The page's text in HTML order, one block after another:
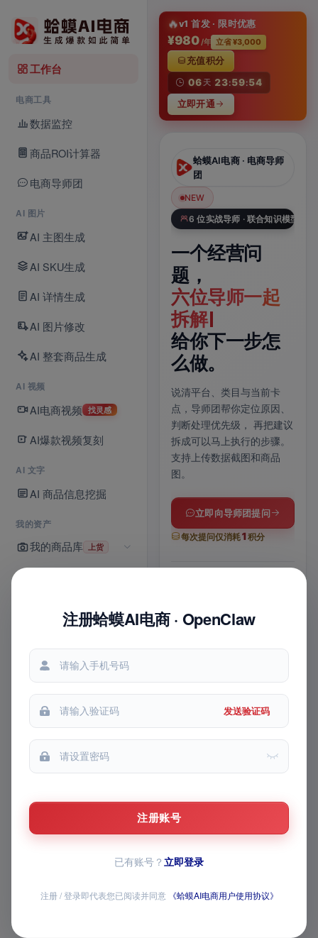
工作台
电商工具
数据监控
商品ROI计算器
电商导师团
AI 图片
AI 主图生成
AI SKU生成
AI 详情生成
AI 图片修改
AI 整套商品生成
AI 视频
AI电商视频 找灵感
AI爆款视频复刻
AI 文字
AI 商品信息挖掘
我的资产
我的商品库 上货
我的推广
🔥v1 首发 · 限时优惠
¥980/年 立省 ¥3,000
06 天 23:59:54
充值积分
立即开通
蛤蟆AI电商 · AI
一键生成带声
电商视频
70 条灵感库已
库，
爆款镜头模板一键带入
提示词，适配抖音 / 快手 /
商品卡多比例。
平台
多比例适配
1键
智能配乐
蛤蟆AI电商 · 电商导师
团
NEW
6 位实战导师 · 联合知识模型
一个经营问
题，
六位导师一起
拆解
给你下一步怎
么做。
说清平台、类目与当前卡
点，导师团帮你定位原因、
判断处理优先级， 再把建议
拆成可以马上执行的步骤。
支持上传数据截图和商品
图。
立即向导师团提问
每次提问仅消耗1 积分
图 文 1
一张
视频已上线，AI 全
家桶持续上新
覆盖商品生成、图片与视频创作、导
全部模块均已开放
注册蛤蟆AI电商 · OpenClaw
发送验证码
注册账号
已有账号？ 立即登录
注册 / 登录即代表您已阅读并同意 《蛤蟆AI电商用户使用协议》